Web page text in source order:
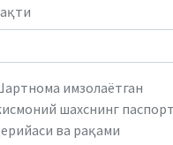
имзолаётган
шахснинг паспорт
ва рақами